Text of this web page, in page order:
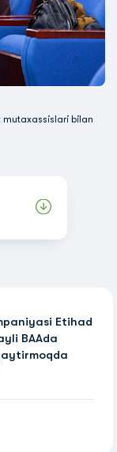
mutaxassislari bilan
Etihad
BAAda